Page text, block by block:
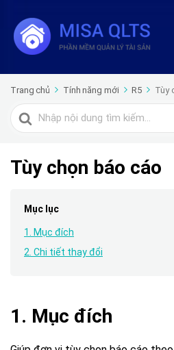
Trang chủ Tính năng mới R5 Tùy
Tìm
kiếm
Tùy chọn báo cáo
Mục lục
1. Mục đích
2. Chi tiết thay đổi
1. Mục đích